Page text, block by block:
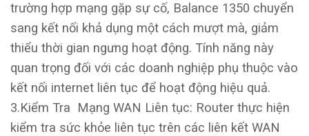
trường hợp mạng gặp sự cố, Balance 1350 chuyển
sang kết nối khả dụng một cách mượt mà, giảm
thiểu thời gian ngưng hoạt động. Tính năng này
quan trọng đối với các doanh nghiệp phụ thuộc vào
kết nối internet liên tục để hoạt động hiệu quả.
3.Kiểm Tra Mạng WAN Liên tục: Router thực hiện
kiểm tra sức khỏe liên tục trên các liên kết WAN